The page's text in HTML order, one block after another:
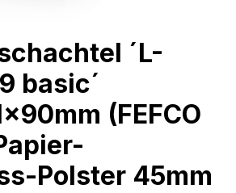
´L-
basic´
(FEFCO
Polster 45mm